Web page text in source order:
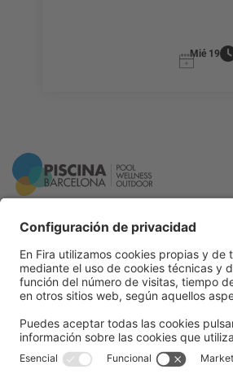
Mié 19
Información general
Política de privacidad
Política de cookies